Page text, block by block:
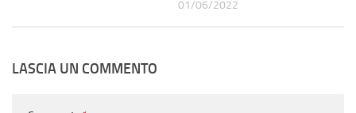
01/06/2022
LASCIA UN COMMENTO